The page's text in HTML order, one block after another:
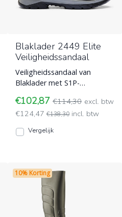
Blaklader 2449 Elite
Veiligheidssandaal
Veiligheidssandaal van
Blaklader met S1P-
Open model met
klittenbandsluiting Blaklader
€102,87 €114,30 excl. btw
€124,47 €138,30 incl. btw
Vergelijk
10% Korting